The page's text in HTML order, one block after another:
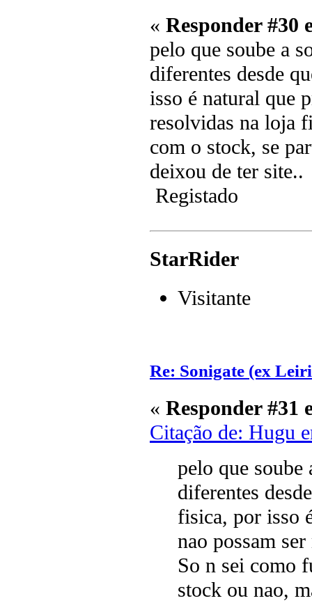
« Responder #30
pelo que soube a
diferentes desde
isso é natural que
resolvidas na loja
com o stock, se
deixou de ter site..
Registado
StarRider
Visitante
Re: Sonigate (ex
« Responder #31
Citação de: Hugu
pelo que soube
diferentes
fisica, por isso
nao possam
So n sei como
stock ou nao,